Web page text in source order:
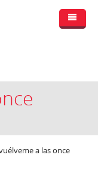
a las once